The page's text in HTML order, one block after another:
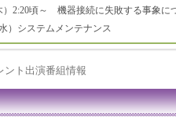
）2:20頃～ 機器接続に失敗する事象に
）システムメンテナンス
ント出演番組情報